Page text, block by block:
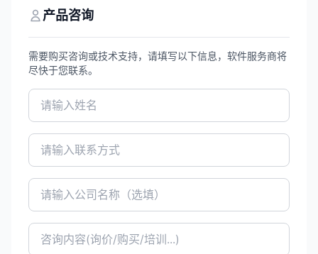
产品咨询
需要购买咨询或技术支持，请填写以下信息，软件服务商将
尽快于您联系。